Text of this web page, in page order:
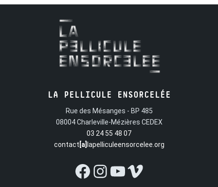
LA PELLICULE ENSORCELÉE
Rue des Mésanges - BP 485
08004 Charleville-Mézières CEDEX
03 24 55 48 07
contact [a] lapelliculeensorcelee.org
Facebook
Instagram
YouTube
Vimeo